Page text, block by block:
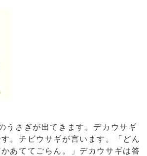
うさぎが出てきます。デカウサギ
。チビウサギが言います。「どん
あててごらん。」デカウサギは答